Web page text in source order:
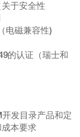
于安全性
电磁兼容性)
的认证（瑞士和
发目录产品和定
本要求